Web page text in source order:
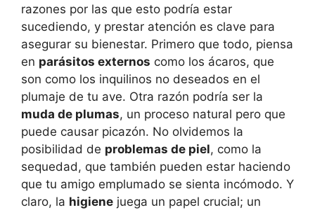
razones por las que esto podría estar
sucediendo, y prestar atención es clave para
asegurar su bienestar. Primero que todo, piensa
en parásitos externos como los ácaros, que
son como los inquilinos no deseados en el
plumaje de tu ave. Otra razón podría ser la
muda de plumas, un proceso natural pero que
puede causar picazón. No olvidemos la
posibilidad de problemas de piel, como la
sequedad, que también pueden estar haciendo
que tu amigo emplumado se sienta incómodo. Y
claro, la higiene juega un papel crucial; un